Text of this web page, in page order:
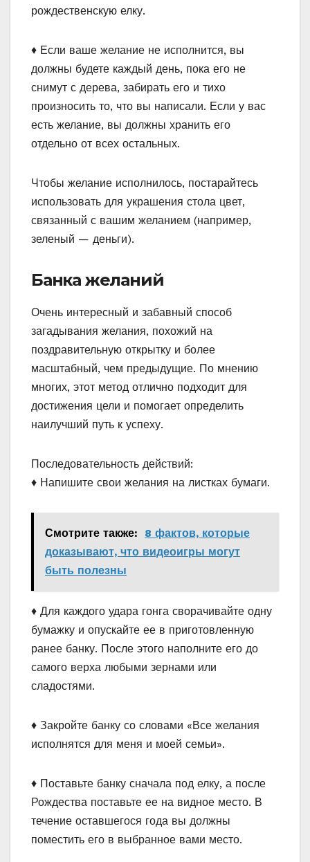
рождественскую елку.
♦ Если ваше желание не исполнится, вы
должны будете каждый день, пока его не
снимут с дерева, забирать его и тихо
произносить то, что вы написали. Если у вас
есть желание, вы должны хранить его
отдельно от всех остальных.
Чтобы желание исполнилось, постарайтесь
использовать для украшения стола цвет,
связанный с вашим желанием (например,
зеленый — деньги).
Банка желаний
Очень интересный и забавный способ
загадывания желания, похожий на
поздравительную открытку и более
масштабный, чем предыдущие. По мнению
многих, этот метод отлично подходит для
достижения цели и помогает определить
наилучший путь к успеху.
Последовательность действий:
♦ Напишите свои желания на листках бумаги.
Смотрите также:
8 фактов, которые
доказывают, что видеоигры могут
быть полезны
♦ Для каждого удара гонга сворачивайте одну
бумажку и опускайте ее в приготовленную
ранее банку. После этого наполните его до
самого верха любыми зернами или
сладостями.
♦ Закройте банку со словами «Все желания
исполнятся для меня и моей семьи».
♦ Поставьте банку сначала под елку, а после
Рождества поставьте ее на видное место. В
течение оставшегося года вы должны
поместить его в выбранное вами место.